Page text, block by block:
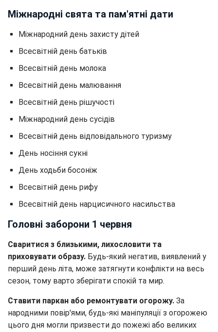
Міжнародні свята та пам'ятні дати
Міжнародний день захисту дітей
Всесвітній день батьків
Всесвітній день молока
Всесвітній день малювання
Всесвітній день рішучості
Міжнародний день сусідів
Всесвітній день відповідального туризму
День носіння сукні
День ходьби босоніж
Всесвітній день рифу
Всесвітній день нарцисичного насильства
Головні заборони 1 червня
Сваритися з близькими, лихословити та
приховувати образу. Будь-який негатив, виявлений у
перший день літа, може затягнути конфлікти на весь
сезон, тому варто зберігати спокій та мир.
Ставити паркан або ремонтувати огорожу. За
народними повір'ями, будь-які маніпуляції з огорожею
цього дня могли призвести до пожежі або великих